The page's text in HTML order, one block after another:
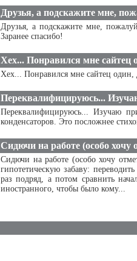
Друзья, а подскажите мне,
Друзья, а подскажите мне,
Заранее спасибо!
Хех... Понравился мне сайтец
Хех... Понравился мне сайтец
Переквалифицируюсь...
Переквалифицируюсь... Изучаю
конденсаторов. Это посложнее
Сидючи на работе (особо хочу
Сидючи на работе (особо хочу
гипотетическую забаву:
раз подряд, а потом сравнить
иностранного, чтобы было кому...